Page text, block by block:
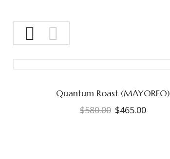
Quantum Roast (MAYOREO)
$580.00 $465.00